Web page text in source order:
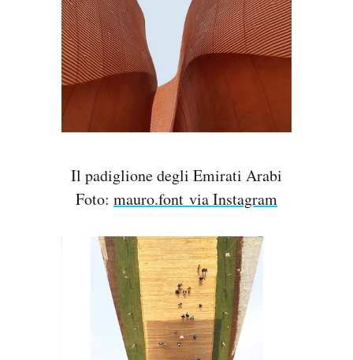
Il padiglione degli Emirati Arabi
Foto: mauro.font via Instagram